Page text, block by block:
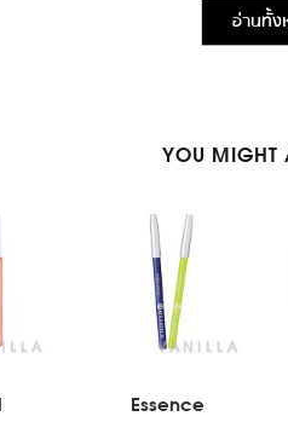
อ่านทั้
YOU MIGHT
Essence